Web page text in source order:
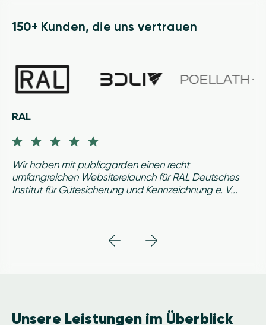
150+ Kunden, die uns vertrauen
RAL
Wir haben mit publicgarden einen recht
umfangreichen Websiterelaunch für RAL Deutsches
Institut für Gütesicherung und Kennzeichnung e. V...
Unsere Leistungen im Überblick